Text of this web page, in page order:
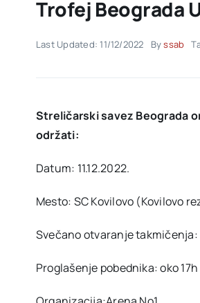
Trofej Beograda
Last Updated: 11/12/2022 Byssab
Streličarski savez Beograda
održati:
Datum: 11.12.2022.
Mesto: SC Kovilovo (Kovilovo
Svečano otvaranje takmičenja:
Proglašenje pobednika: oko 17h